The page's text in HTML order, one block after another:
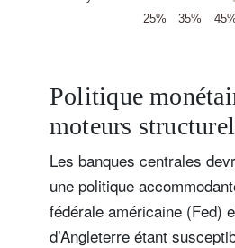
Politique
moteurs
Les banques centrales
une politique
fédérale américaine (Fed)
d’Angleterre étant